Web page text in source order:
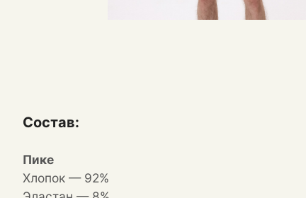
Состав:
Пике
Хлопок — 92%